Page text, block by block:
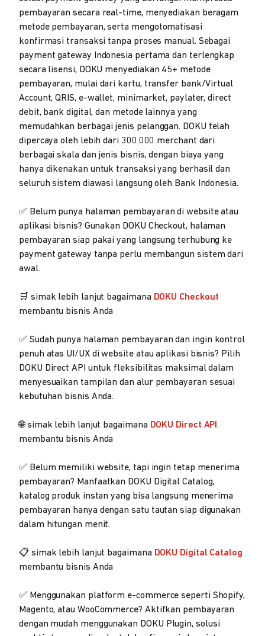
pembayaran secara real-time, menyediakan beragam
metode pembayaran, serta mengotomatisasi
konfirmasi transaksi tanpa proses manual. Sebagai
payment gateway Indonesia pertama dan terlengkap
secara lisensi, DOKU menyediakan 45+ metode
pembayaran, mulai dari kartu, transfer bank/Virtual
Account, QRIS, e-wallet, minimarket, paylater, direct
debit, bank digital, dan metode lainnya yang
memudahkan berbagai jenis pelanggan. DOKU telah
dipercaya oleh lebih dari 300.000 merchant dari
berbagai skala dan jenis bisnis, dengan biaya yang
hanya dikenakan untuk transaksi yang berhasil dan
seluruh sistem diawasi langsung oleh Bank Indonesia.
✅ Belum punya halaman pembayaran di website atau
aplikasi bisnis? Gunakan DOKU Checkout, halaman
pembayaran siap pakai yang langsung terhubung ke
payment gateway tanpa perlu membangun sistem dari
awal.
🛒 simak lebih lanjut bagaimana DOKU Checkout
membantu bisnis Anda
✅ Sudah punya halaman pembayaran dan ingin kontrol
penuh atas UI/UX di website atau aplikasi bisnis? Pilih
DOKU Direct API untuk fleksibilitas maksimal dalam
menyesuaikan tampilan dan alur pembayaran sesuai
kebutuhan bisnis Anda.
🌐 simak lebih lanjut bagaimana DOKU Direct API
membantu bisnis Anda
✅ Belum memiliki website, tapi ingin tetap menerima
pembayaran? Manfaatkan DOKU Digital Catalog,
katalog produk instan yang bisa langsung menerima
pembayaran hanya dengan satu tautan siap digunakan
dalam hitungan menit.
📋 simak lebih lanjut bagaimana DOKU Digital Catalog
membantu bisnis Anda
✅ Menggunakan platform e-commerce seperti Shopify,
Magento, atau WooCommerce? Aktifkan pembayaran
dengan mudah menggunakan DOKU Plugin, solusi